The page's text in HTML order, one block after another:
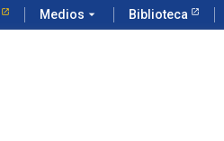
Medios arrow_drop_down Biblioteca